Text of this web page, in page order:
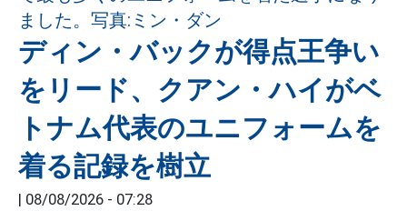
ディン・バックが得点王争い
をリード、クアン・ハイがベ
トナム代表のユニフォームを
着る記録を樹立
08/08/2026 - 07:28